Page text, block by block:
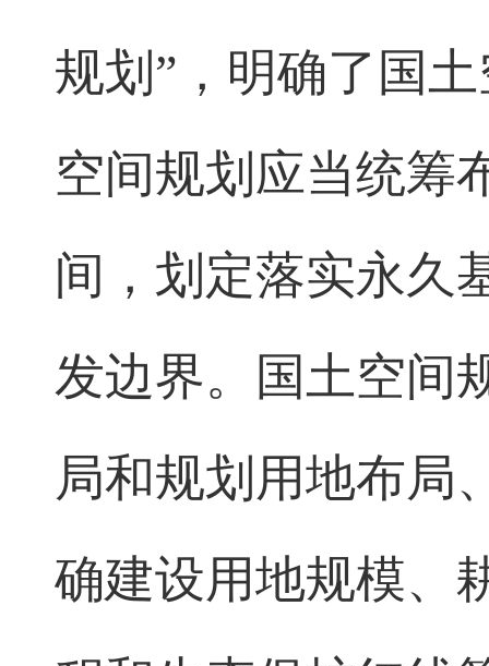
规划”，明确了国
空间规划应当统筹
间，划定落实永久
发边界。国土空间
局和规划用地布局
确建设用地规模、